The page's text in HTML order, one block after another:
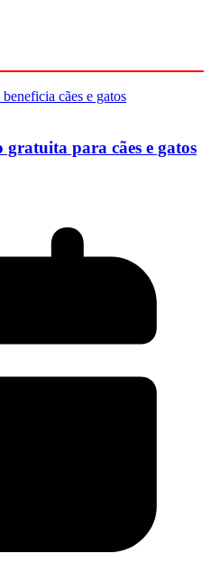
gratuita para cães e gatos